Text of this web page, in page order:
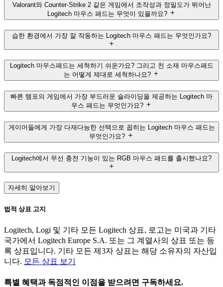
Valorant와 Counter-Strike 2 같은 게임에서 조작성과 정밀도가 뛰어난
Logitech 마우스 패드는 무엇이 있을까요?
습한 환경에서 가장 잘 작동하는 Logitech 마우스 패드는 무엇인가요?
Logitech 마우스패드는 세척하기 쉬운가요? 그리고 천 소재 마우스패드
는 어떻게 제대로 세척하나요?
빠른 템포의 게임에서 가장 부드러운 슬라이딩을 제공하는 Logitech 마
우스 패드는 무엇인가요?
게이머들에게 가장 다재다능한 선택으로 꼽히는 Logitech 마우스 패드는
무엇인가요?
Logitech에서 무선 충전 기능이 있는 RGB 마우스 패드를 출시했나요?
자세히 알아보기
법적 상표 고지
Logitech, Logi 및 기타 모든 Logitech 상표, 로고는 미국과 기타
국가에서 Logitech Europe S.A. 또는 그 계열사의 상표 또는 등
록 상표입니다. 기타 모든 제3자 상표는 해당 소유자의 자산입
니다. 모든 상표 보기
특별 혜택과 독점적인 이점을 받으려면 구독하세요.